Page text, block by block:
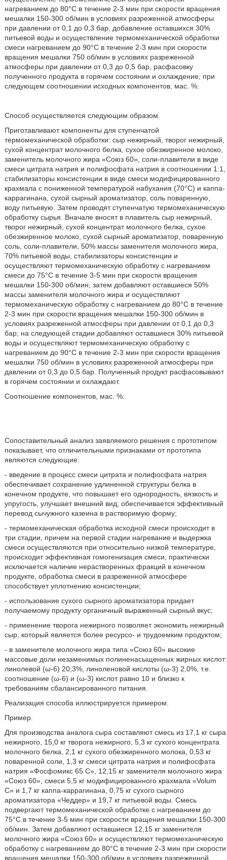
нагреванием до 80°С в течение 2-3 мин при скорости вращения
мешалки 150-300 об/мин в условиях разреженной атмосферы
при давлении от 0,1 до 0,3 бар, добавление оставшихся 30%
питьевой воды и осуществление термомеханической обработки
смеси нагреванием до 90°С в течение 2-3 мин при скорости
вращения мешалки 750 об/мин в условиях разреженной
атмосферы при давлении от 0,3 до 0,5 бар, расфасовку
полученного продукта в горячем состоянии и охлаждение, при
следующем соотношении исходных компонентов, мас. %:
Способ осуществляется следующим образом.
Приготавливают компоненты для ступенчатой
термомеханической обработки: сыр нежирный, творог нежирный,
сухой концентрат молочного белка, сухое обезжиренное молоко,
заменитель молочного жира «Союз 60», соли-плавители в виде
смеси цитрата натрия и полифосфата натрия в соотношении 1:1,
стабилизаторы консистенции в виде смеси модифицированного
крахмала с пониженной температурой набухания (70°С) и каппа-
каррагинана, сухой сырный ароматизатор, соль поваренную,
воду питьевую. Затем проводят ступенчатую термомеханическую
обработку сырья. Вначале вносят в плавитель сыр нежирный,
творог нежирный, сухой концентрат молочного белка, сухое
обезжиренное молоко, сухой сырный ароматизатор, поваренную
соль, соли-плавители, 50% массы заменителя молочного жира,
70% питьевой воды, стабилизаторы консистенции и
осуществляют термомеханическую обработку с нагреванием
смеси до 75°С в течение 3-5 мин при скорости вращения
мешалки 150-300 об/мин; затем добавляют оставшиеся 50%
массы заменителя молочного жира и осуществляют
термомеханическую обработку с нагреванием до 80°С в течение
2-3 мин при скорости вращения мешалки 150-300 об/мин в
условиях разреженной атмосферы при давлении от 0,1 до 0,3
бар; на следующей стадии добавляют оставшиеся 30% питьевой
воды и осуществляют термомеханическую обработку с
нагреванием до 90°С в течение 2-3 мин при скорости вращения
мешалки 750 об/мин в условиях разреженной атмосферы при
давлении от 0,3 до 0,5 бар. Полученный продукт расфасовывают
в горячем состоянии и охлаждают.
Соотношение компонентов, мас. %:
Сопоставительный анализ заявляемого решения с прототипом
показывает, что отличительными признаками от прототипа
являются следующие:
- введение в процесс смеси цитрата и полифосфата натрия
обеспечивает сохранение удлиненной структуры белка в
конечном продукте, что повышает его однородность, вязкость и
упругость, улучшает внешний вид; обеспечивается эффективный
перевод сычужного казеина в растворимую форму;
- термомеханическая обработка исходной смеси происходит в
три стадии, причем на первой стадии нагревание и выдержка
смеси осуществляются при относительно низкой температуре,
происходит эффективная гомогенизация смеси, практически
исключается наличие нерастворенных фракций в конечном
продукте, обработка смеси в разреженной атмосфере
способствует уплотнению консистенции;
- использование сухого сырного ароматизатора придает
получаемому продукту органичный выраженный сырный вкус;
- применение творога нежирного позволяет экономить нежирный
сыр, который является более ресурсо- и трудоемким продуктом;
- в заменителе молочного жира типа «Союз 60» высокие
массовые доли незаменимых полиненасыщенных жирных кислот:
линолевой (ω-6) 20,3%, линоленовой кислоты (ω-3) 2,0%, т.е.
соотношение (ω-6) и (ω-3) кислот равно 10 и близко к
требованиям сбалансированного питания.
Реализация способа иллюстрируется примером.
Пример.
Для производства аналога сыра составляют смесь из 17,1 кг сыра
нежирного, 15,0 кг творога нежирного, 5,3 кг сухого концентрата
молочного белка, 2,1 кг сухого обезжиренного молока, 0,53 кг
поваренной соли, 1,3 кг смеси цитрата натрия и полифосфата
натрия «Фосфомикс 65 С», 12,15 кг заменителя молочного жира
«Союз 60», смеси 5,5 кг модифицированного крахмала «Volum
С» и 1,7 кг каппа-каррагинана, 0,75 кг сухого сырного
ароматизатора «Чеддер» и 19,7 кг питьевой воды. Смесь
подвергают термомеханической обработке с нагреванием до
75°С в течение 3-5 мин при скорости вращения мешалки 150-300
об/мин. Затем добавляют оставшиеся 12,15 кг заменителя
молочного жира «Союз 60» и осуществляют термомеханическую
обработку с нагреванием до 80°С в течение 2-3 мин при скорости
вращения мешалки 150-300 об/мин в условиях разреженной